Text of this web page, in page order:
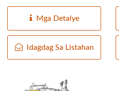
ito nang...Mga Detalye
Idagdag Sa Listahan